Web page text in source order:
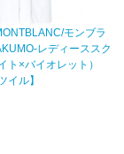
モンブラ
レディーススク
ト×バイオレット）
イル】